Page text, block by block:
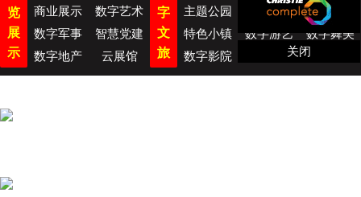
览
展
示
商业展示
数字艺术
数字军事
智慧党建
数字地产
云展馆
字
文
旅
主题公园
主题乐园
智慧旅游
特色小镇
数字游艺
数字舞美
数字影院
数字影视 光影秀
关闭